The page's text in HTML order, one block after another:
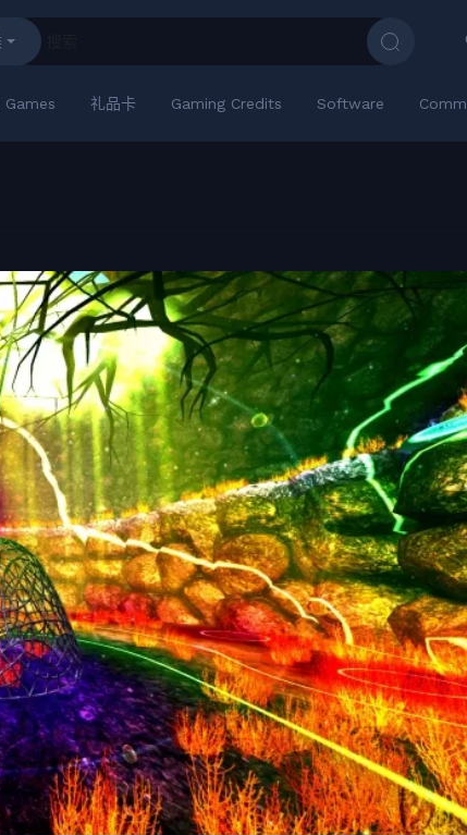
Games 礼品卡 Gaming Credits Software